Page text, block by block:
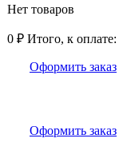
Нет товаров
0 ₽ Итого, к оплате:
Оформить заказ
Оформить заказ